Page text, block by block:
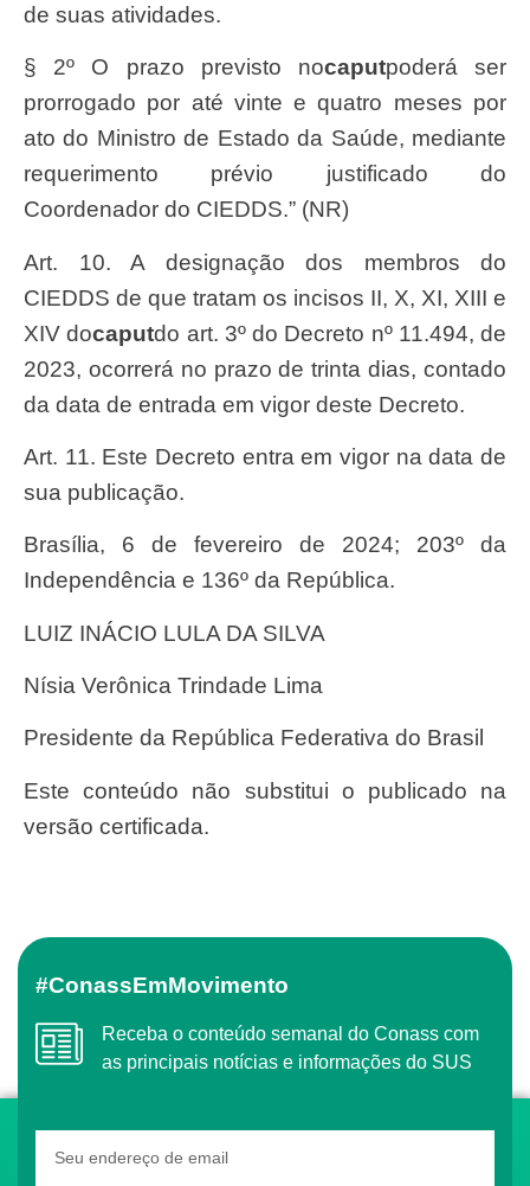
de suas atividades.
§ 2º O prazo previsto no caputpoderá ser
prorrogado por até vinte e quatro meses por
ato do Ministro de Estado da Saúde, mediante
requerimento prévio justificado do
Coordenador do CIEDDS.” (NR)
Art. 10. A designação dos membros do
CIEDDS de que tratam os incisos II, X, XI, XIII e
XIV docaputdo art. 3º do Decreto nº 11.494, de
2023, ocorrerá no prazo de trinta dias, contado
da data de entrada em vigor deste Decreto.
Art. 11. Este Decreto entra em vigor na data de
sua publicação.
Brasília, 6 de fevereiro de 2024; 203º da
Independência e 136º da República.
LUIZ INÁCIO LULA DA SILVA
Nísia Verônica Trindade Lima
Presidente da República Federativa do Brasil
Este conteúdo não substitui o publicado na
versão certificada.
#ConassEmMovimento
Receba o conteúdo semanal do Conass com
as principais notícias e informações do SUS